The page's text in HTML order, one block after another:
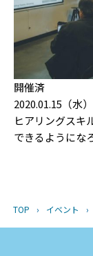
開催済
2020.01.15（水
ヒアリングスキ
できるようにな
TOP › イベント ›